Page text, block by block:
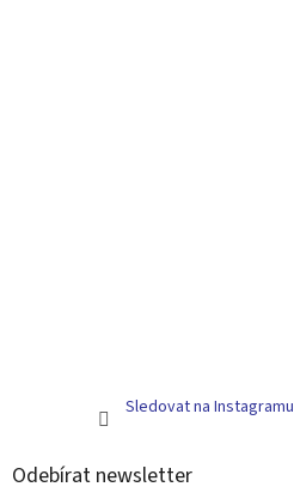
Sledovat na Instagramu
Odebírat newsletter